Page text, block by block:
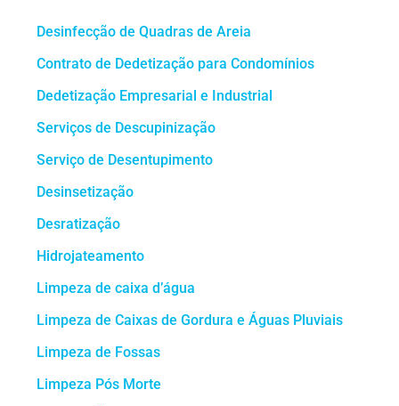
Desinfecção de Quadras de Areia
Contrato de Dedetização para Condomínios
Dedetização Empresarial e Industrial
Serviços de Descupinização
Serviço de Desentupimento
Desinsetização
Desratização
Hidrojateamento
Limpeza de caixa d’água
Limpeza de Caixas de Gordura e Águas Pluviais
Limpeza de Fossas
Limpeza Pós Morte